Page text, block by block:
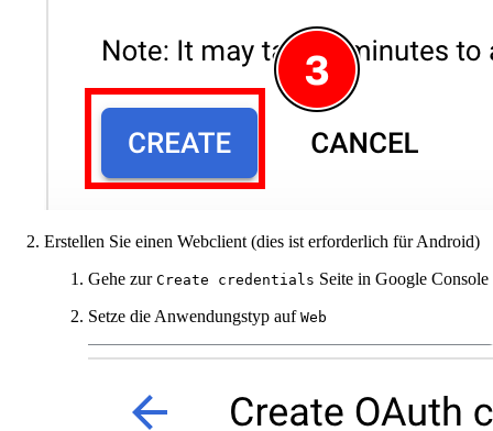
Erstellen Sie einen Webclient (dies ist erforderlich für Android)
Gehe zur Create credentials Seite in Google Console
Setze die Anwendungstyp auf Web